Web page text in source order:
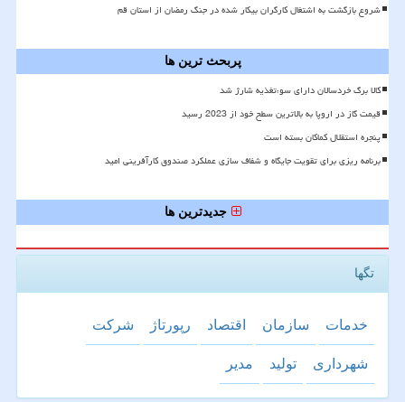
شروع بازگشت به اشتغال کارگران بیکار شده در جنگ رمضان از استان قم
پربحث ترین ها
کالا برگ خردسالان دارای سوءتغذیه شارژ شد
قیمت گاز در اروپا به بالاترین سطح خود از 2023 رسید
پنجره استقلال کماکان بسته است
برنامه ریزی برای تقویت جایگاه و شفاف سازی عملکرد صندوق کارآفرینی امید
جدیدترین ها
تگها
خدمات سازمان اقتصاد رپورتاژ شركت
شهرداری تولید مدیر